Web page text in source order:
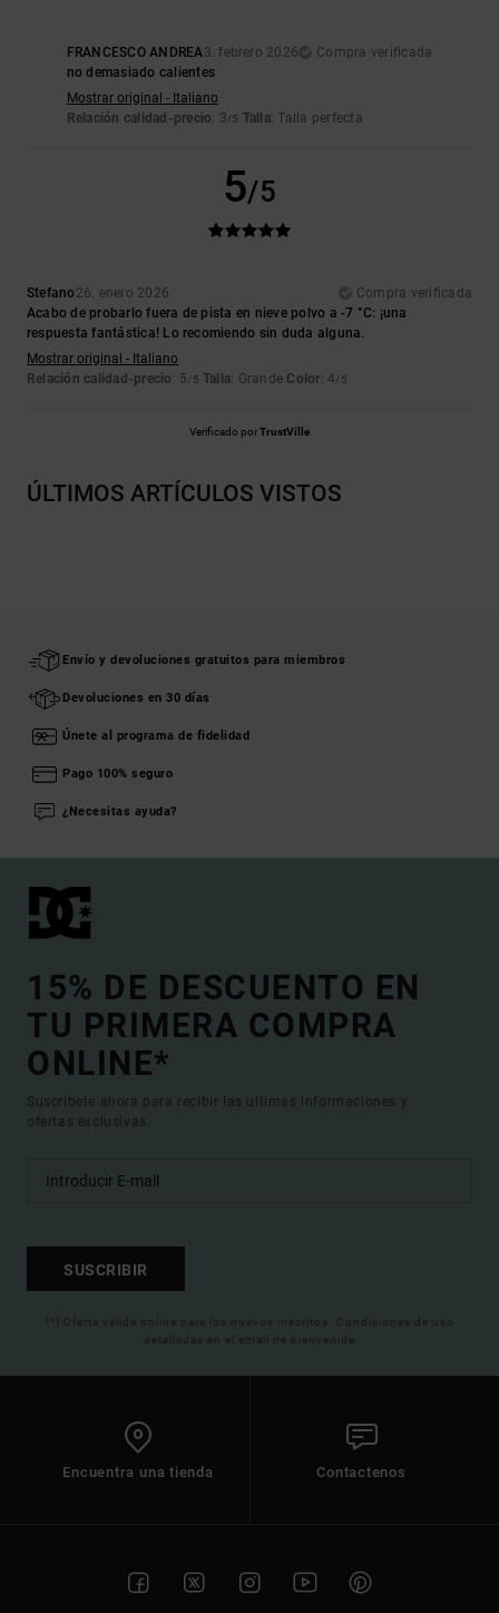
FRANCESCO ANDREA3. febrero 2026
Compra verificada
no demasiado calientes
Mostrar original - Italiano
Relación calidad-precio: 3/5 Talla: Talla perfecta
5/5
Stefano26. enero 2026
Compra verificada
Acabo de probarlo fuera de pista en nieve polvo a -7 °C: ¡una
respuesta fantástica! Lo recomiendo sin duda alguna.
Mostrar original - Italiano
Relación calidad-precio : 5/5 Talla: Grande Color: 4/5
Verificado porTrustVille
ÚLTIMOS ARTÍCULOS VISTOS
Envío y devoluciones gratuitos para miembros
Devoluciones en 30 días
Únete al programa de fidelidad
Pago 100% seguro
¿Necesitas ayuda?
15% DE DESCUENTO EN
TU PRIMERA COMPRA
ONLINE*
Suscríbete ahora para recibir las ultimas informaciones y
ofertas exclusivas.
SUSCRIBIR
(*) Oferta valida online para los nuevos inscritos. Condiciones de uso
detalladas en el email de bienvenida
Encuentra una tienda Contactenos